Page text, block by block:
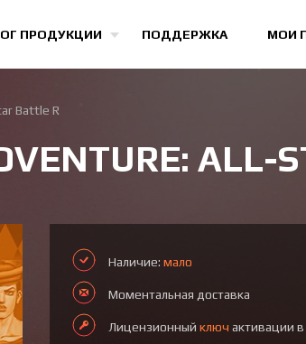
ПРОДУКЦИИ ПОДДЕРЖКА МОИ
Все игры
Battle R
ALL-
Наличие: мало
Моментальная доставка
Лицензионный ключ активации в